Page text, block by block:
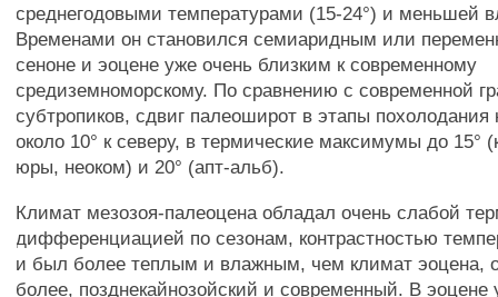
среднегодовыми температурами (15-24°) и меньшей
Временами он становился семиаридным или
сеноне и эоцене уже очень близким к современному
средиземноморскому. По сравнению с современной
субтропиков, сдвиг палеоширот в этапы
около 10° к северу, в термические максимумы до 15°
юры, неоком) и 20° (апт-альб).
Климат мезозоя-палеоцена обладал очень слабой
дифференциацией по сезонам, контрастностью
и был более теплым и влажным, чем климат эоцена,
более, позднекайнозойский и современный. В эоцене